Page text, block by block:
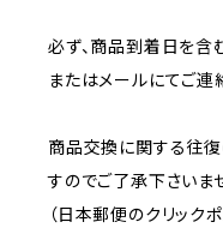
必ず、商品到着日を含
またはメールにてご連
商品交換に関する往
すのでご了承下さいま
（日本郵便のクリック